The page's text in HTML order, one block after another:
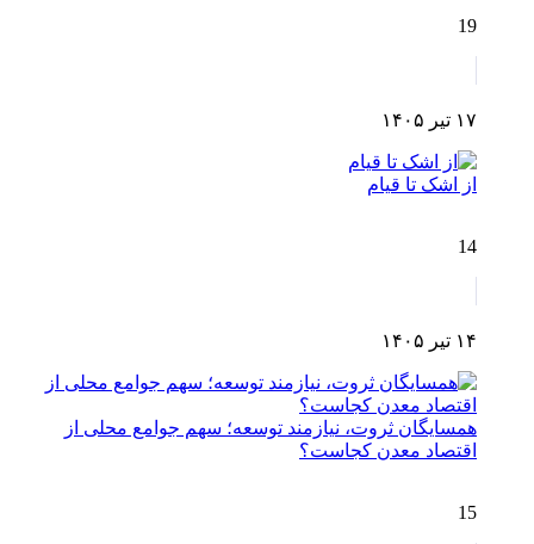
19
۱۷ تیر ۱۴۰۵
از اشک تا قیام
14
۱۴ تیر ۱۴۰۵
همسایگان ثروت، نیازمند توسعه؛ سهم جوامع محلی از
اقتصاد معدن کجاست؟
15